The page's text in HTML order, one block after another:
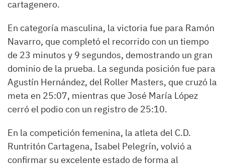
cartagenero.
En categoría masculina, la victoria fue para Ramón
Navarro, que completó el recorrido con un tiempo
de 23 minutos y 9 segundos, demostrando un gran
dominio de la prueba. La segunda posición fue para
Agustín Hernández, del Roller Masters, que cruzó la
meta en 25:07, mientras que José María López
cerró el podio con un registro de 25:10.
En la competición femenina, la atleta del C.D.
Runtritón Cartagena, Isabel Pelegrín, volvió a
confirmar su excelente estado de forma al